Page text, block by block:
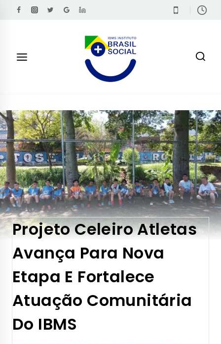
Projeto Celeiro Atletas
Avança Para Nova
Etapa E Fortalece
Atuação Comunitária
Do IBMS